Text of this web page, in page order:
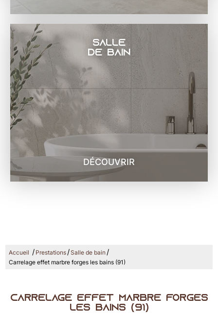
salle
de bain
DÉCOUVRIR
Accueil / Prestations /Salle de bain /
Carrelage effet marbre forges les bains (91)
Carrelage effet marbre forges
les bains (91)